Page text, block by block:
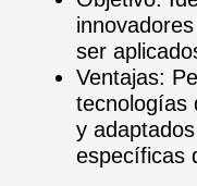
ser
Ventajas:
tecnologías
y
específicas